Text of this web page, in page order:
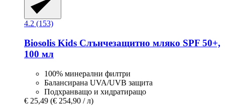
4.2 (153)
Biosolis Kids Слънчезащитно мляко SPF 50+,
100 мл
100% минерални филтри
Балансирана UVA/UVB защита
Подхранващо и хидратиращо
€ 25,49 (€ 254,90 / л)